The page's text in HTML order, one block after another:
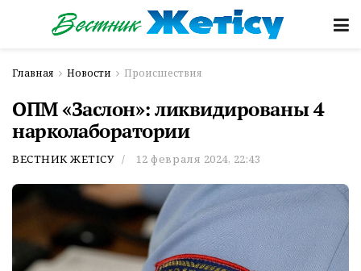
Главная Новости Происшествия
ОПМ «Заслон»: ликвидированы 4
нарколаборатории
ВЕСТНИК ЖЕТІСУ 12 февраля 2024, 22:43